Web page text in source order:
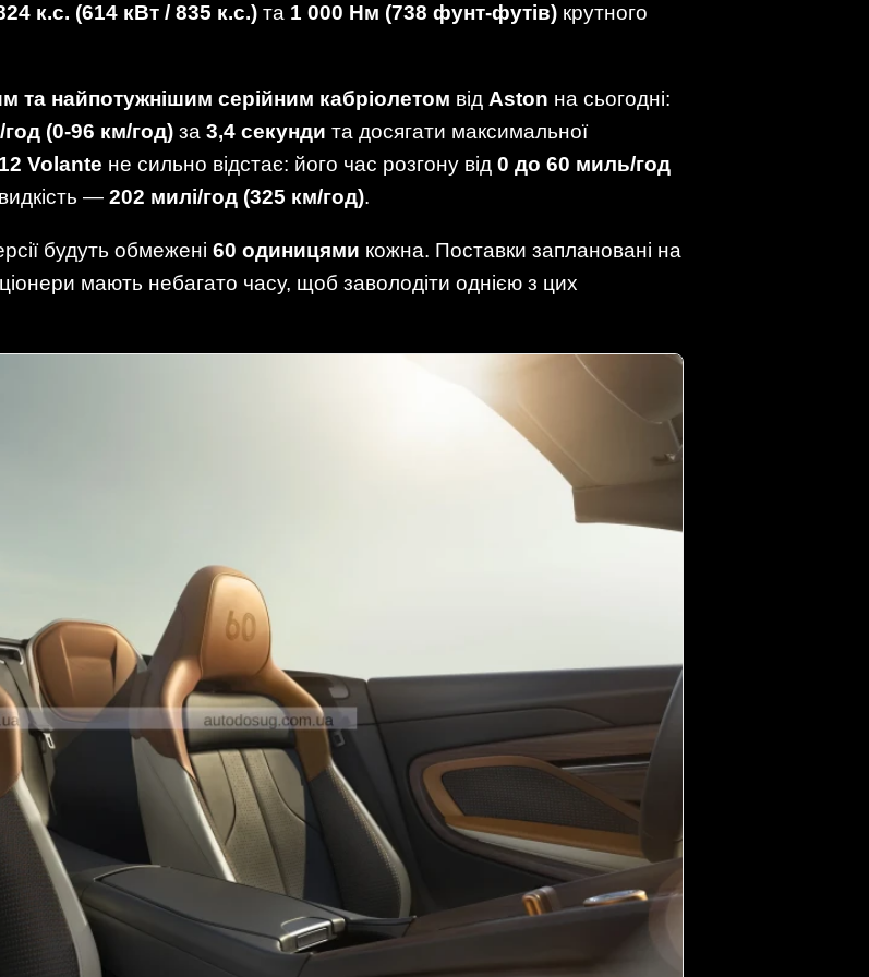
к.с. (614 кВт / 835 к.с.) та 1 000 Нм (738 фунт-футів) крутного
та найпотужнішим серійним кабріолетом від Aston на сьогодні:
(0-96 км/год) за 3,4 секунди та досягати максимальної
Volante не сильно відстає: його час розгону від 0 до 60 миль/год
— 202 милі/год (325 км/год).
будуть обмежені 60 одиницями кожна. Поставки заплановані на
мають небагато часу, щоб заволодіти однією з цих